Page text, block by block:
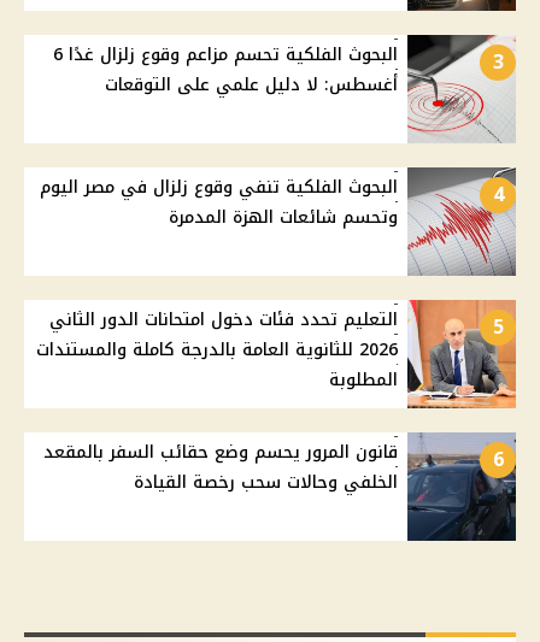
3
البحوث الفلكية تحسم مزاعم وقوع زلزال غدًا 6
أغسطس: لا دليل علمي على التوقعات
4
البحوث الفلكية تنفي وقوع زلزال في مصر اليوم
وتحسم شائعات الهزة المدمرة
5
التعليم تحدد فئات دخول امتحانات الدور الثاني
2026 للثانوية العامة بالدرجة كاملة والمستندات
المطلوبة
6
قانون المرور يحسم وضع حقائب السفر بالمقعد
الخلفي وحالات سحب رخصة القيادة